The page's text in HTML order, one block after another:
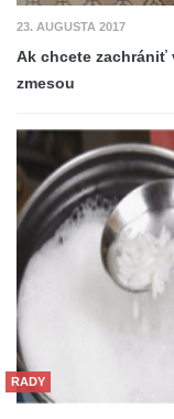
23. AUGUSTA 2017
Ak chcete zachrániť
zmesou
RADY